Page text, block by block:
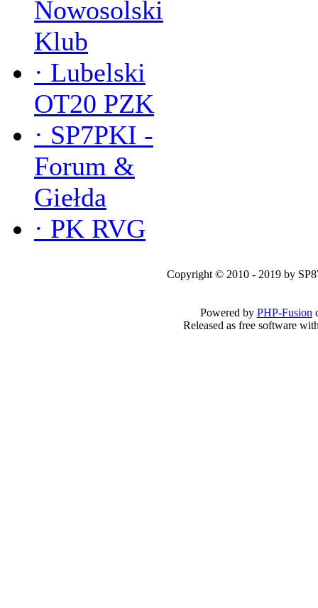
Nowosolski
Klub
· Lubelski
OT20 PZK
· SP7PKI -
Forum &
Giełda
· PK RVG
Copyright © 2010 - 2019 by
Powered by PHP-Fusion
Released as free software